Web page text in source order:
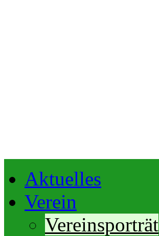
Aktuelles
Verein
Vereinsporträt